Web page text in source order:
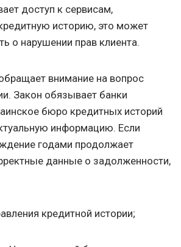
доступ к сервисам,
историю, это может
о нарушении прав клиента.
внимание на вопрос
Закон обязывает банки
бюро кредитных историй
информацию. Если
годами продолжает
данные о задолженности,
кредитной истории;